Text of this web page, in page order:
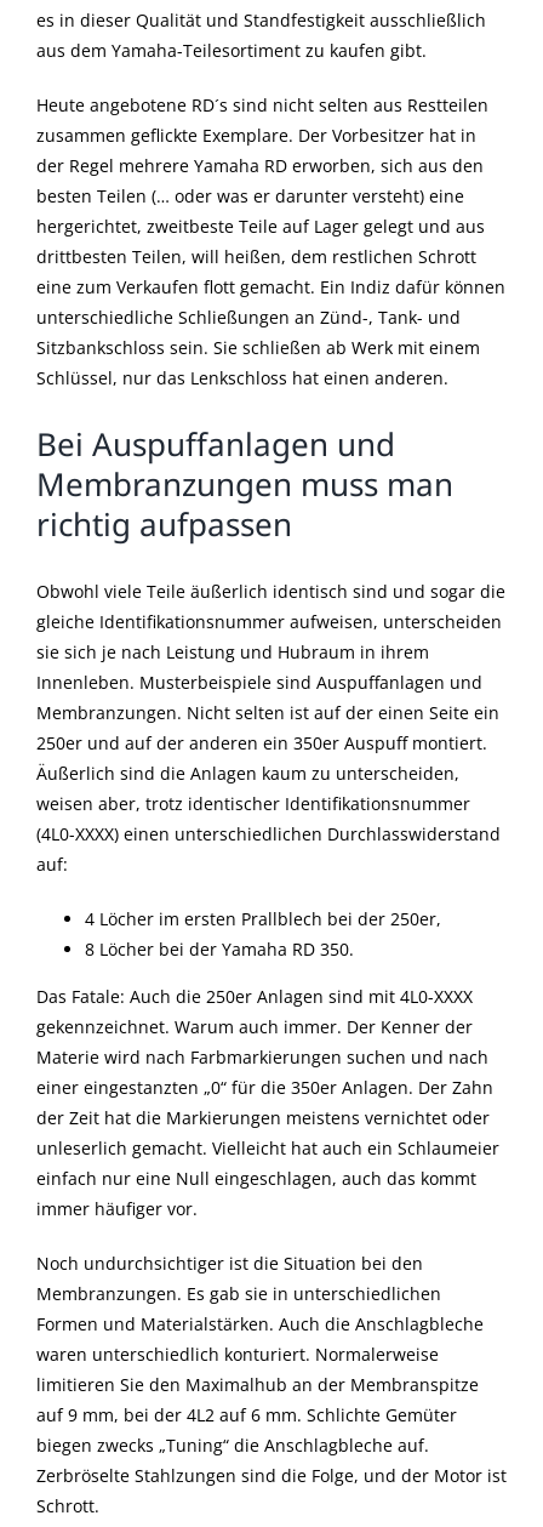
es in dieser Qualität und Standfestigkeit ausschließlich
aus dem Yamaha-Teilesortiment zu kaufen gibt.
Heute angebotene RD´s sind nicht selten aus Restteilen
zusammen geflickte Exemplare. Der Vorbesitzer hat in
der Regel mehrere Yamaha RD erworben, sich aus den
besten Teilen (… oder was er darunter versteht) eine
hergerichtet, zweitbeste Teile auf Lager gelegt und aus
drittbesten Teilen, will heißen, dem restlichen Schrott
eine zum Verkaufen flott gemacht. Ein Indiz dafür können
unterschiedliche Schließungen an Zünd-, Tank- und
Sitzbankschloss sein. Sie schließen ab Werk mit einem
Schlüssel, nur das Lenkschloss hat einen anderen.
Bei Auspuffanlagen und
Membranzungen muss man
richtig aufpassen
Obwohl viele Teile äußerlich identisch sind und sogar die
gleiche Identifikationsnummer aufweisen, unterscheiden
sie sich je nach Leistung und Hubraum in ihrem
Innenleben. Musterbeispiele sind Auspuffanlagen und
Membranzungen. Nicht selten ist auf der einen Seite ein
250er und auf der anderen ein 350er Auspuff montiert.
Äußerlich sind die Anlagen kaum zu unterscheiden,
weisen aber, trotz identischer Identifikationsnummer
(4L0-XXXX) einen unterschiedlichen Durchlasswiderstand
auf:
4 Löcher im ersten Prallblech bei der 250er,
8 Löcher bei der Yamaha RD 350.
Das Fatale: Auch die 250er Anlagen sind mit 4L0-XXXX
gekennzeichnet. Warum auch immer. Der Kenner der
Materie wird nach Farbmarkierungen suchen und nach
einer eingestanzten „0“ für die 350er Anlagen. Der Zahn
der Zeit hat die Markierungen meistens vernichtet oder
unleserlich gemacht. Vielleicht hat auch ein Schlaumeier
einfach nur eine Null eingeschlagen, auch das kommt
immer häufiger vor.
Noch undurchsichtiger ist die Situation bei den
Membranzungen. Es gab sie in unterschiedlichen
Formen und Materialstärken. Auch die Anschlagbleche
waren unterschiedlich konturiert. Normalerweise
limitieren Sie den Maximalhub an der Membranspitze
auf 9 mm, bei der 4L2 auf 6 mm. Schlichte Gemüter
biegen zwecks „Tuning“ die Anschlagbleche auf.
Zerbröselte Stahlzungen sind die Folge, und der Motor ist
Schrott.